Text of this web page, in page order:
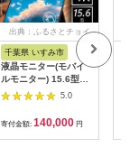
出典：ふるさとチョイ
千葉県 いすみ市
液晶モニター(モバイ
ルモニター) 15.6型ワ
イド 4K タッチパネ
ル対応 リファビッシ
ュ品【1466952】
5.0
寄付金額: 140,000 円